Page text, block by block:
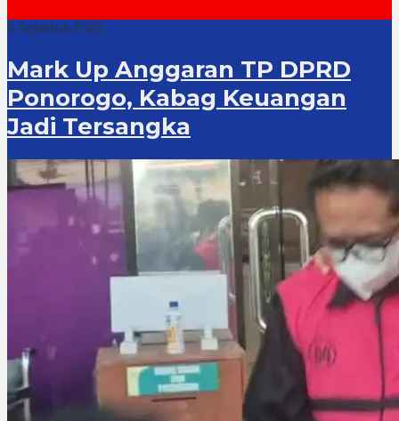
6 Agustus 2026
Mark Up Anggaran TP DPRD
Ponorogo, Kabag Keuangan
Jadi Tersangka